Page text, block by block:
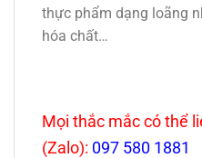
thực phẩm dạng loãng
hóa chất…
Mọi thắc mắc có thể
(Zalo): 097 580 1881